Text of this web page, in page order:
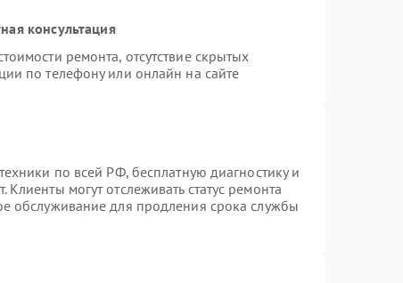
консультация
ремонта, отсутствие скрытых
по телефону или онлайн на сайте
по всей РФ, бесплатную диагностику и
могут отслеживать статус ремонта
обслуживание для продления срока службы